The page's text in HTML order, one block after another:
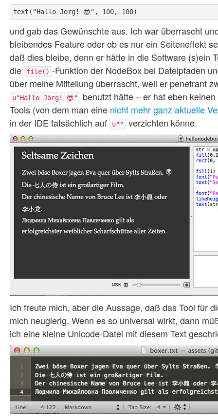
und gab das Gewünschte aus. Ich war überrascht
bleibendes Feature oder ob es nur ein Seiteneffekt
daß dies bleibe, denn er hätte in die Software (s)ein
die
file() -Funktion der NodeBox bei Dateipfaden
über meine Mitteilung überrascht, weil er penetrant
u"Hallo Jörg! 😎"
benutzt hätte – er hat eben
Tools (von dem man eine nicht mehr ganz aktuelle
in der IDE tatsächlich auf
u"" verzichten könne.
Ich freute mich, aber die Aussage, daß das Tool für
mich neugierig. Wenn es so universal wirkt, dann
ich eine kleine Unicode-Datei mit diesem Text